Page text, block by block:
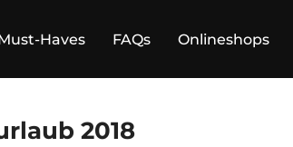
Haves FAQs Onlineshops
2018